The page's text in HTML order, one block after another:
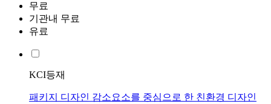
무료
기관내 무료
유료
KCI등재
패키지 디자인 감소요소를 중심으로 한 친환경 디자인